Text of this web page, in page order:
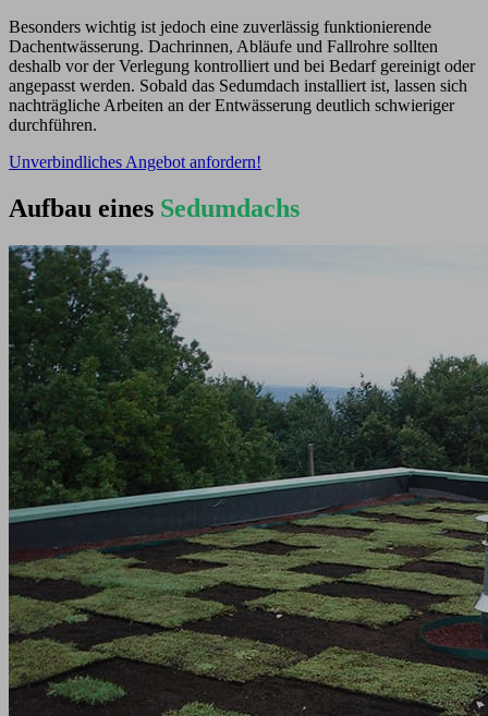
Besonders wichtig ist jedoch eine zuverlässig funktionierende
Dachentwässerung. Dachrinnen, Abläufe und Fallrohre sollten
deshalb vor der Verlegung kontrolliert und bei Bedarf gereinigt oder
angepasst werden. Sobald das Sedumdach installiert ist, lassen sich
nachträgliche Arbeiten an der Entwässerung deutlich schwieriger
durchführen.
Unverbindliches Angebot anfordern!
Aufbau eines Sedumdachs